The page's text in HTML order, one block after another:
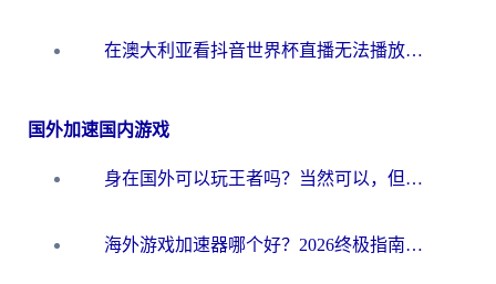
在澳大利亚看抖音世界杯直播无法播放？海外党体育观赛终极指南来了！
国外加速国内游戏
身在国外可以玩王者吗？当然可以，但你需要这份“加速”指南
海外游戏加速器哪个好？2026终极指南帮你畅玩国服+解决卡顿难题